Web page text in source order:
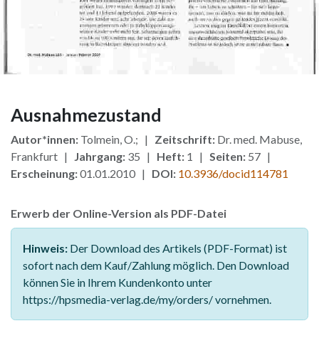
Ausnahmezustand
Autor*innen: Tolmein, O.; | Zeitschrift: Dr. med. Mabuse,
Frankfurt | Jahrgang: 35 | Heft: 1 | Seiten: 57 |
Erscheinung:01.01.2010 | DOI: 10.3936/docid114781
Erwerb der Online-Version als PDF-Datei
Hinweis: Der Download des Artikels (PDF-Format) ist
sofort nach dem Kauf/Zahlung möglich. Den Download
können Sie in Ihrem Kundenkonto unter
https://hpsmedia-verlag.de/my/orders/ vornehmen.